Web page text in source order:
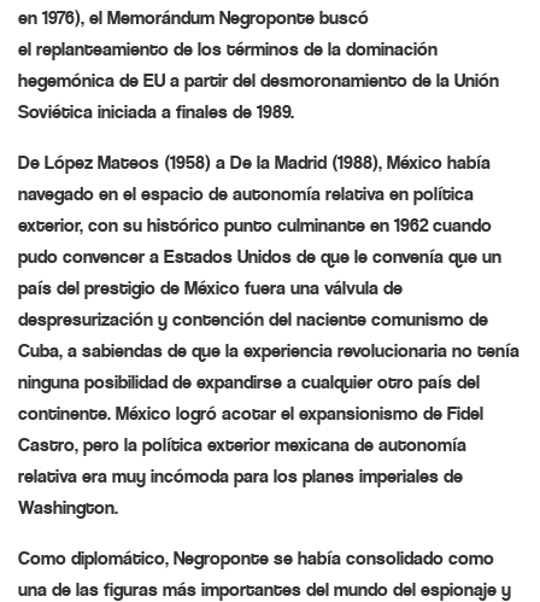
en 1976), el Memorándum Negroponte buscó
el replanteamiento de los términos de la dominación
hegemónica de EU a partir del desmoronamiento de la Unión
Soviética iniciada a finales de 1989.
De López Mateos (1958) a De la Madrid (1988), México había
navegado en el espacio de autonomía relativa en política
exterior, con su histórico punto culminante en 1962 cuando
pudo convencer a Estados Unidos de que le convenía que un
país del prestigio de México fuera una válvula de
despresurización y contención del naciente comunismo de
Cuba, a sabiendas de que la experiencia revolucionaria no tenía
ninguna posibilidad de expandirse a cualquier otro país del
continente. México logró acotar el expansionismo de Fidel
Castro, pero la política exterior mexicana de autonomía
relativa era muy incómoda para los planes imperiales de
Washington.
Como diplomático, Negroponte se había consolidado como
una de las figuras más importantes del mundo del espionaje y